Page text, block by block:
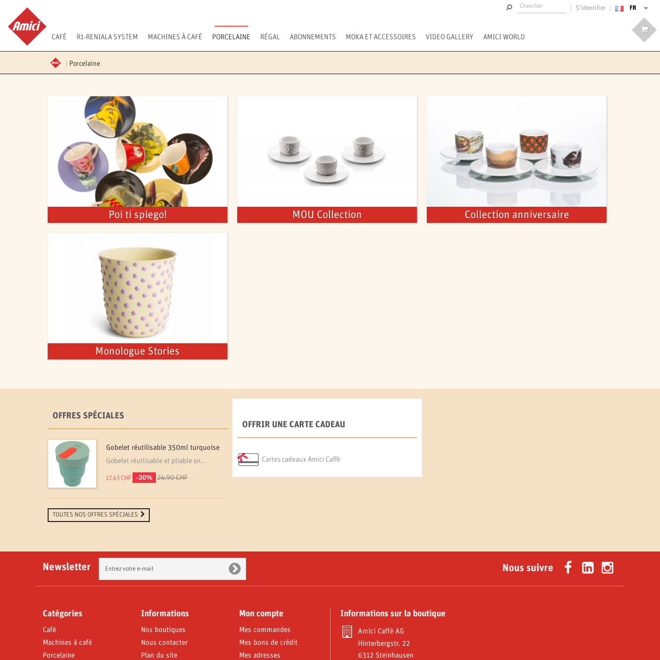
FR
S’identifier
CAFÉ R1-RENIALA SYSTEM MACHINES À CAFÉ PORCELAINE RÉGAL ABONNEMENTS MOKA ET ACCESSOIRES VIDEO GALLERY AMICI WORLD
Porcelaine
Poi ti spiego! MOU Collection Collection anniversaire
Monologue Stories
OFFRES SPÉCIALES
Gobelet réutilisable 350ml turquoise
Gobelet réutlisable et pliable en...
17.43 CHF -30% 24.90 CHF
TOUTES NOS OFFRES SPÉCIALES
OFFRIR UNE CARTE CADEAU
Cartes cadeaux Amici Caffè
Newsletter Nous suivre
Catégories
Café
Machines à café
Porcelaine
Informations
Nos boutiques
Nous contacter
Plan du site
Mon compte
Mes commandes
Mes bons de crédit
Mes adresses
Informations sur la boutique
Amici Caffè AG
Hinterbergstr. 22
6312 Steinhausen